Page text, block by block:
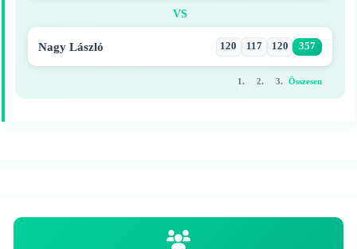
VS
Nagy László 120 117 120 357
1. 2. 3. Összesen